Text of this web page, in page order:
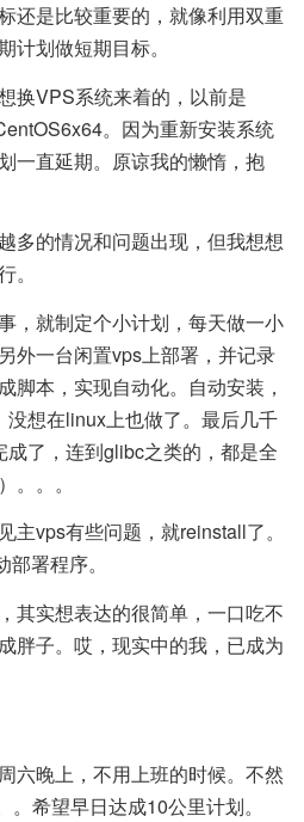
还是比较重要的，就像利用双重
计划做短期目标。
换VPS系统来着的，以前是
。因为重新安装系统
一直延期。原谅我的懒惰，抱
多的情况和问题出现，但我想想
，就制定个小计划，每天做一小
外一台闲置vps上部署，并记录
脚本，实现自动化。自动安装，
想在linux上也做了。最后几千
了，连到glibc之类的，都是全
。。。
主vps有些问题，就reinstall了。
署程序。
其实想表达的很简单，一口吃不
胖子。哎，现实中的我，已成为
六晚上，不用上班的时候。不然
希望早日达成10公里计划。